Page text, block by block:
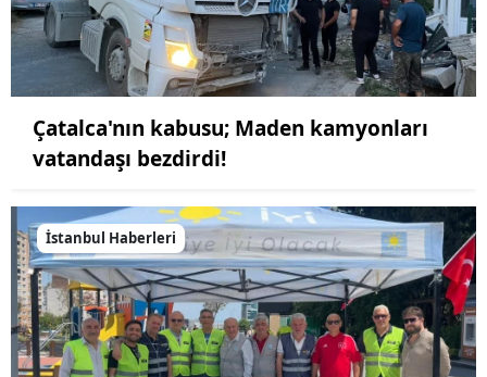
Çatalca'nın kabusu; Maden kamyonları
vatandaşı bezdirdi!
İstanbul Haberleri